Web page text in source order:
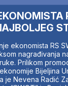
ekonomista RS
nagrađivanja
Prilikom
Bijeljina
je Nevena Radić